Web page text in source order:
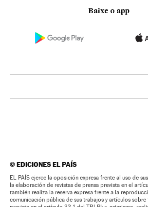
Baixe o app
©EDICIONES EL PAÍS
EL PAÍS ejerce la oposición expresa frente al uso de
la elaboración de revistas de prensa prevista en el
también realiza la reserva expresa frente a la
comunicación pública de sus trabajos y artículos sobre